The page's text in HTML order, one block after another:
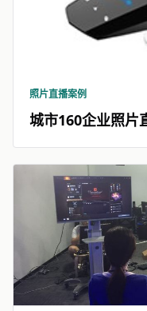
照片直播案例
城市160企业照片